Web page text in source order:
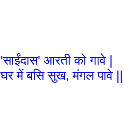
'साईंदास' आरती को गावे |
घर में बसि सुख, मंगल पावे ||